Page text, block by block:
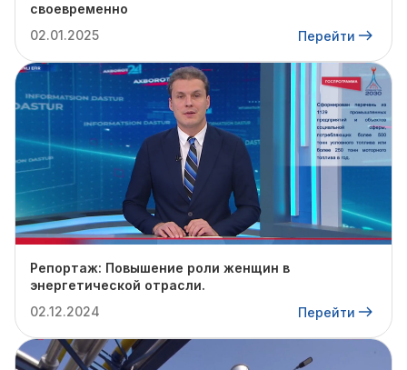
своевременно
02.01.2025
Перейти
Репортаж: Повышение роли женщин в
энергетической отрасли.
02.12.2024
Перейти